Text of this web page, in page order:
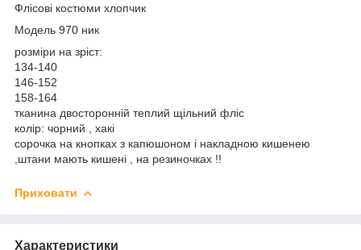
Флісові костюми хлопчик
Модель 970 ник
розміри на зріст:
134-140
146-152
158-164
тканина двосторонній теплий щільний фліс
колір: чорний , хакі
сорочка на кнопках з капюшоном і накладною кишенею
,штани мають кишені , на резиночках !!
Приховати
Характеристики